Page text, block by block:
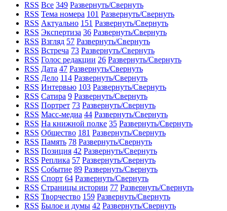
RSS Все 349 Развернуть/Свернуть
RSS Тема номера 101 Развернуть/Свернуть
RSS Актуально 151 Развернуть/Свернуть
RSS Экспертиза 36 Развернуть/Свернуть
RSS Взгляд 57 Развернуть/Свернуть
RSS Встреча 73 Развернуть/Свернуть
RSS Голос редакции 26 Развернуть/Свернуть
RSS Дата 47 Развернуть/Свернуть
RSS Дело 114 Развернуть/Свернуть
RSS Интервью 103 Развернуть/Свернуть
RSS Сатира 9 Развернуть/Свернуть
RSS Портрет 73 Развернуть/Свернуть
RSS Масс-медиа 44 Развернуть/Свернуть
RSS На книжной полке 35 Развернуть/Свернуть
RSS Общество 181 Развернуть/Свернуть
RSS Память 78 Развернуть/Свернуть
RSS Позиция 42 Развернуть/Свернуть
RSS Реплика 57 Развернуть/Свернуть
RSS Событие 89 Развернуть/Свернуть
RSS Спорт 64 Развернуть/Свернуть
RSS Страницы истории 77 Развернуть/Свернуть
RSS Творчество 159 Развернуть/Свернуть
RSS Былое и думы 42 Развернуть/Свернуть